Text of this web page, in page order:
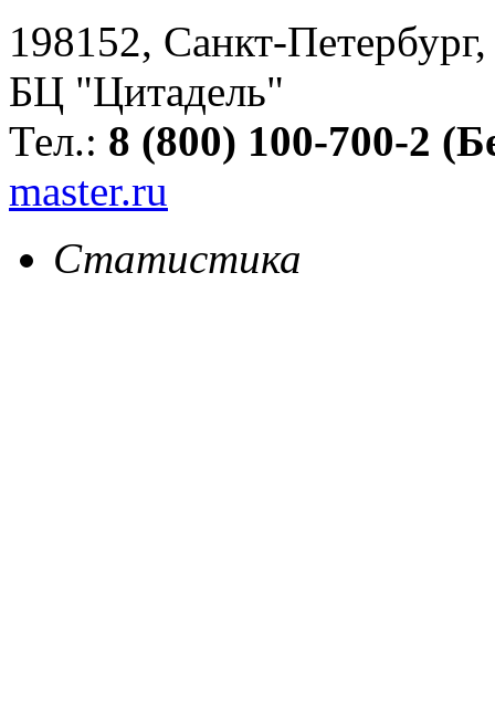
198152, Санкт-Петербург
БЦ "Цитадель"
Тел.: 8 (800) 100-700-2
master.ru
Статистика